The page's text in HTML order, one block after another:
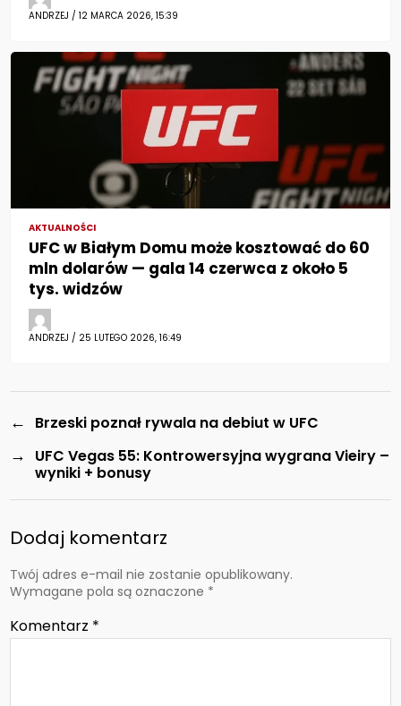
ANDRZEJ / 12 MARCA 2026, 15:39
AKTUALNOŚCI
UFC w Białym Domu może kosztować do 60
mln dolarów — gala 14 czerwca z około 5
tys. widzów
ANDRZEJ / 25 LUTEGO 2026, 16:49
← Brzeski poznał rywala na debiut w UFC
→
UFC Vegas 55: Kontrowersyjna wygrana Vieiry –
wyniki + bonusy
Dodaj komentarz
Twój adres e-mail nie zostanie opublikowany.
Wymagane pola są oznaczone *
Komentarz *